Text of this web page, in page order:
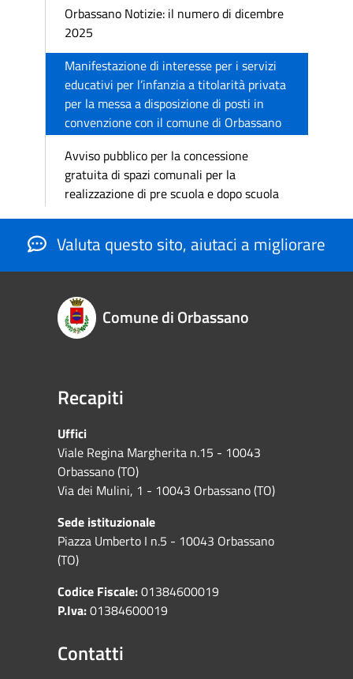
Orbassano Notizie: il numero di dicembre
2025
Manifestazione di interesse per i servizi
educativi per l’infanzia a titolarità privata
per la messa a disposizione di posti in
convenzione con il comune di Orbassano
Avviso pubblico per la concessione
gratuita di spazi comunali per la
realizzazione di pre scuola e dopo scuola
Valuta questo sito, aiutaci a migliorare
Comune di Orbassano
Recapiti
Uffici
Viale Regina Margherita n.15 - 10043
Orbassano (TO)
Via dei Mulini, 1 - 10043 Orbassano (TO)
Sede istituzionale
Piazza Umberto I n.5 - 10043 Orbassano
(TO)
Codice Fiscale:01384600019
P.Iva:01384600019
Contatti